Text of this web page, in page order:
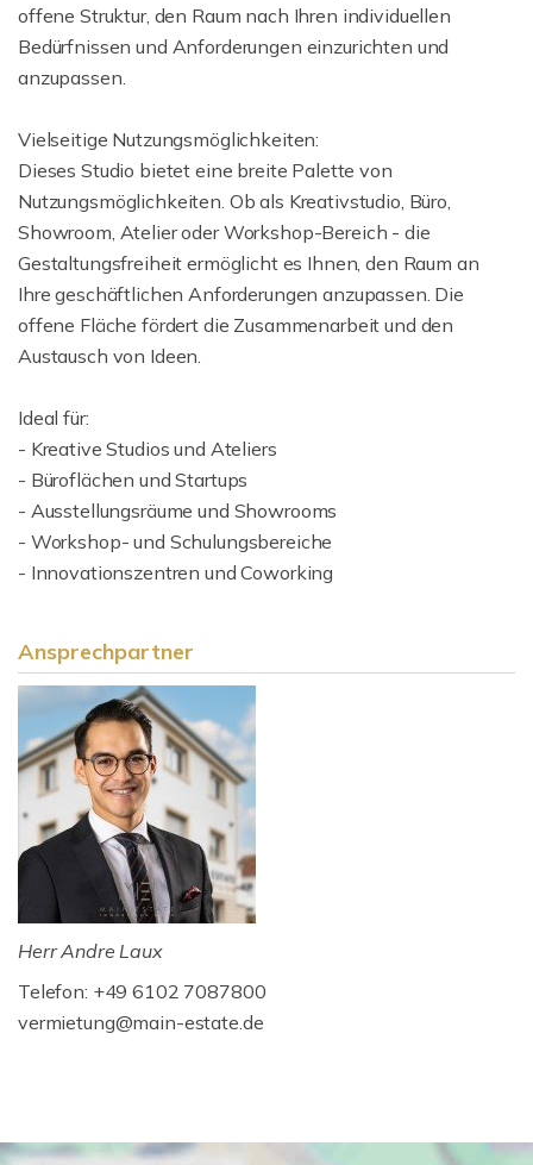
offene Struktur, den Raum nach Ihren individuellen
Bedürfnissen und Anforderungen einzurichten und
anzupassen.
Vielseitige Nutzungsmöglichkeiten:
Dieses Studio bietet eine breite Palette von
Nutzungsmöglichkeiten. Ob als Kreativstudio, Büro,
Showroom, Atelier oder Workshop-Bereich - die
Gestaltungsfreiheit ermöglicht es Ihnen, den Raum an
Ihre geschäftlichen Anforderungen anzupassen. Die
offene Fläche fördert die Zusammenarbeit und den
Austausch von Ideen.
Ideal für:
- Kreative Studios und Ateliers
- Büroflächen und Startups
- Ausstellungsräume und Showrooms
- Workshop- und Schulungsbereiche
- Innovationszentren und Coworking
Ansprechpartner
Herr Andre Laux
Telefon: +49 6102 7087800
vermietung@main-estate.de